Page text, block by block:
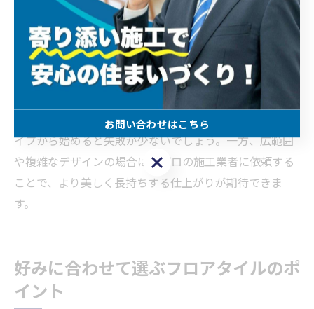
また、部屋の広さや明るさに合わせて色味を選ぶことも
ポイントです。狭い空間には明るめの色、広い空間には
落ち着いた色を選ぶとバランスが良くなります。照明の
当たり方によっても印象が変わるため、実際にサンプル
を置いて確認することをおすすめします。
初心者の方は、施工が簡単な置き敷きタイプやシールタ
イプから始めると失敗が少ないでしょう。一方、広範囲
や複雑なデザインの場合は、プロの施工業者に依頼する
ことで、より美しく長持ちする仕上がりが期待できま
す。
好みに合わせて選ぶフロアタイルのポ
イント
お問い合わせはこちら
お問い合わせはこちら